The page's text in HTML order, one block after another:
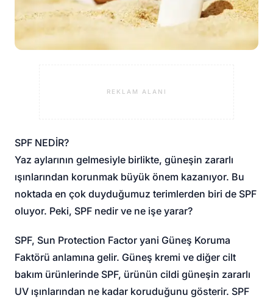
REKLAM ALANI
SPF NEDİR?
Yaz aylarının gelmesiyle birlikte, güneşin zararlı
ışınlarından korunmak büyük önem kazanıyor. Bu
noktada en çok duyduğumuz terimlerden biri de SPF
oluyor. Peki, SPF nedir ve ne işe yarar?
SPF, Sun Protection Factor yani Güneş Koruma
Faktörü anlamına gelir. Güneş kremi ve diğer cilt
bakım ürünlerinde SPF, ürünün cildi güneşin zararlı
UV ışınlarından ne kadar koruduğunu gösterir. SPF